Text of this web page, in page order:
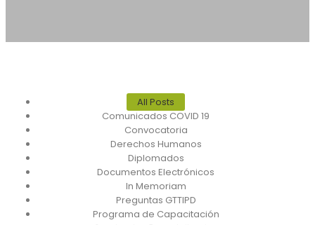
All Posts
Comunicados COVID 19
Convocatoria
Derechos Humanos
Diplomados
Documentos Electrónicos
In Memoriam
Preguntas GTTIPD
Programa de Capacitación